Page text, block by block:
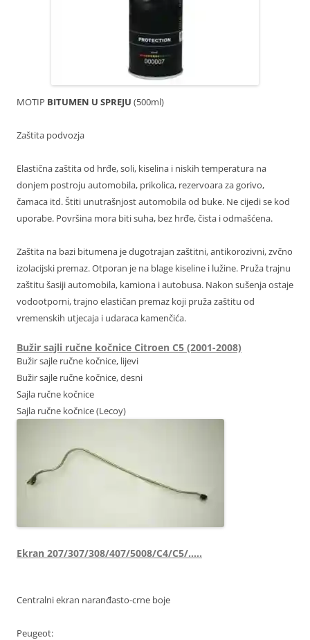
MOTIP BITUMEN U SPREJU (500ml)
Zaštita podvozja
Elastična zaštita od hrđe, soli, kiselina i niskih temperatura na
donjem postroju automobila, prikolica, rezervoara za gorivo,
čamaca itd. Štiti unutrašnjost automobila od buke. Ne cijedi se kod
uporabe. Površina mora biti suha, bez hrđe, čista i odmašćena.
Zaštita na bazi bitumena je dugotrajan zaštitni, antikorozivni, zvčno
izolacijski premaz. Otporan je na blage kiseline i lužine. Pruža trajnu
zaštitu šasiji automobila, kamiona i autobusa. Nakon sušenja ostaje
vodootporni, trajno elastičan premaz koji pruža zaštitu od
vremenskih utjecaja i udaraca kamenčića.
Bužir sajli ručne kočnice Citroen C5 (2001-2008)
Bužir sajle ručne kočnice, lijevi
Bužir sajle ručne kočnice, desni
Sajla ručne kočnice
Sajla ručne kočnice (Lecoy)
Ekran 207/307/308/407/5008/C4/C5/…..
Centralni ekran naranđasto-crne boje
Peugeot: